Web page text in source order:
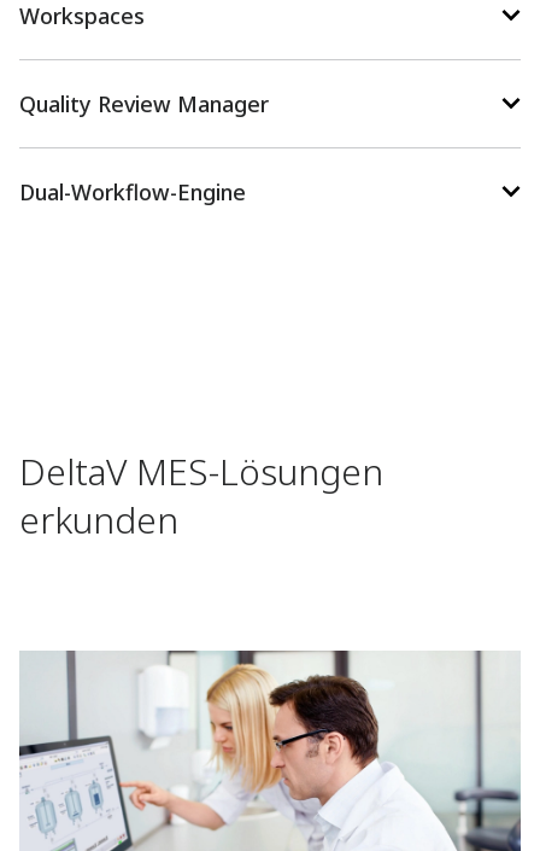
Workspaces
Quality Review Manager
Dual-Workflow-Engine
DeltaV MES-Lösungen
erkunden